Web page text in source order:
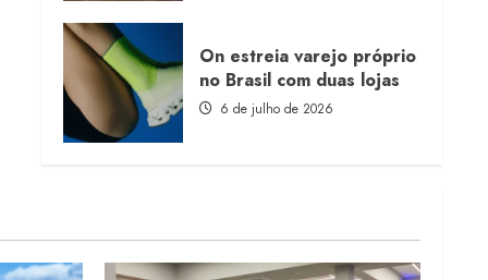
On estreia varejo próprio
no Brasil com duas lojas
6 de julho de 2026